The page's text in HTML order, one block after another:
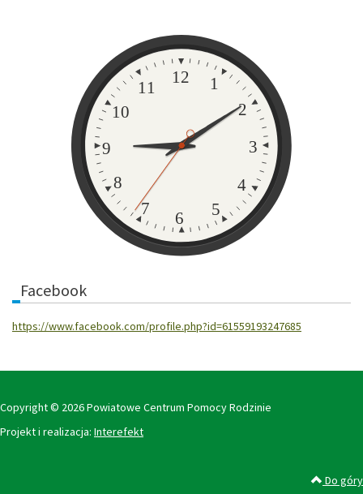
1
2
3
4
5
6
7
8
9
10
11
12
Facebook
https://www.facebook.com/profile.php?id=61559193247685
Copyright © 2026 Powiatowe Centrum Pomocy Rodzinie
Projekt i realizacja: Interefekt
Do góry